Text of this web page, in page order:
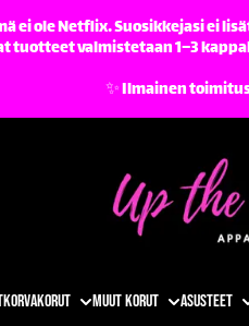
ei ole Netflix. Suosikkejasi ei
tuotteet valmistetaan 1–3
✨️ Ilmainen
Korvakorut Muut korut Asusteet